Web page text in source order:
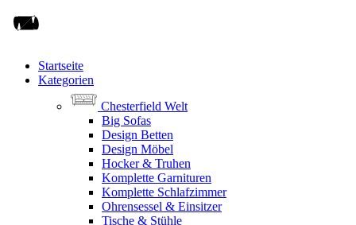
Startseite
Kategorien
Chesterfield Welt
Big Sofas
Design Betten
Design Möbel
Hocker & Truhen
Komplette Garnituren
Komplette Schlafzimmer
Ohrensessel & Einsitzer
Tische & Stühle